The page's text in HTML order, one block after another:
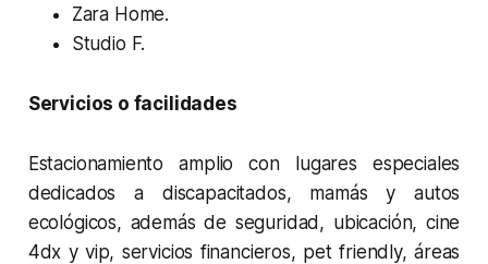
Zara Home.
Studio F.
Servicios o facilidades
Estacionamiento amplio con lugares especiales
dedicados a discapacitados, mamás y autos
ecológicos, además de seguridad, ubicación, cine
4dx y vip, servicios financieros, pet friendly, áreas